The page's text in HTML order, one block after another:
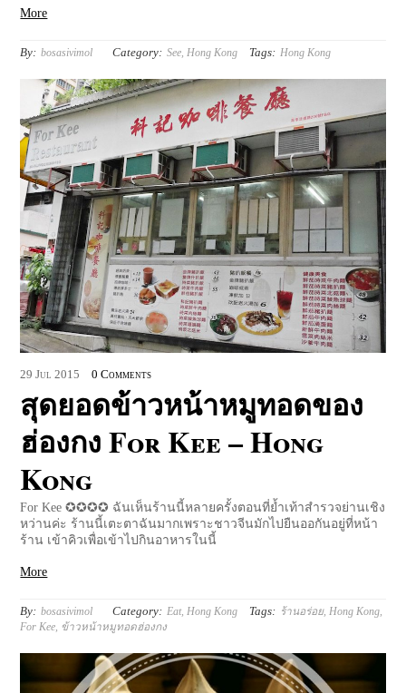
More
By: bosasivimol Category: See Hong Kong Tags: Hong Kong
29 Jul 2015 0 Comments
สุดยอดข้าวหน้าหมูทอดของ
ฮ่องกง For Kee – Hong
Kong
For Kee ✪✪✪✪ ฉันเห็นร้านนี้หลายครั้งตอนที่ย้ำเท้าสำรวจย่านเชิง
หว่านค่ะ ร้านนี้เตะตาฉันมากเพราะชาวจีนมักไปยืนออกันอยู่ที่หน้า
ร้าน เข้าคิวเพื่อเข้าไปกินอาหารในนี้
More
By: bosasivimol Category: Eat,Hong Kong Tags: ร้านอร่อย, Hong Kong,
For Kee, ข้าวหน้าหมูทอดฮ่องกง